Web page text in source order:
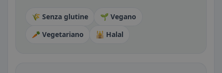
🌾 Senza glutine
🌱 Vegano
🥕 Vegetariano
🕌 Halal